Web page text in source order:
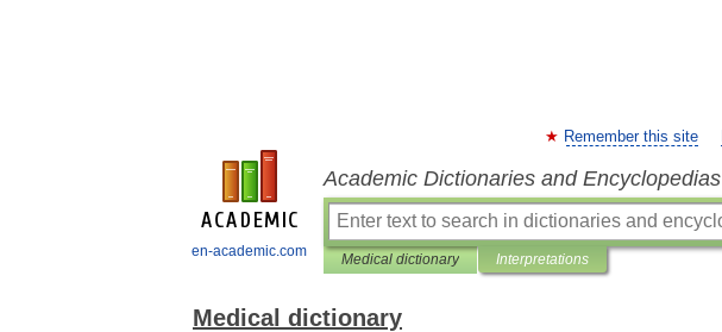
en-academic.com
Remember this site
Academic Dictionaries and Encyclopedias
Medical dictionary Interpretations
Medical dictionary